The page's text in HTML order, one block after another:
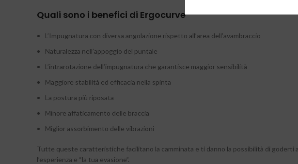
Quali sono i benefici di Ergocurve
L’Impugnatura con diversa angolazione rispetto all’area dell’avambraccio
Naturalezza nell’appoggio del puntale
L’intrarotazione dell’impugnatura che garantisce maggior sensibilità
Maggiore stabilità ed efficacia nella spinta
La postura più riposata
Minore affaticamento delle braccia
Miglior assorbimento delle vibrazioni
Tutte queste caratteristiche facilitano la camminata e ti danno la possibilità di goderti
l’esperienza e “la tua evasione”.